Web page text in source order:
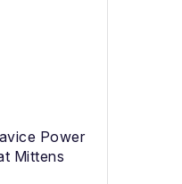
Power
Mittens